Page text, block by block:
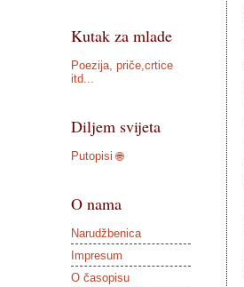
Kutak za mlade
Poezija, priče,crtice
itd...
Diljem svijeta
Putopisi 🌐
O nama
Narudžbenica
Impresum
O časopisu